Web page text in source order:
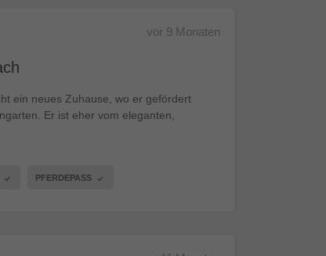
vor 9 Monaten
ein neues Zuhause, wo er gefördert
Er ist eher vom eleganten,
PFERDEPASS